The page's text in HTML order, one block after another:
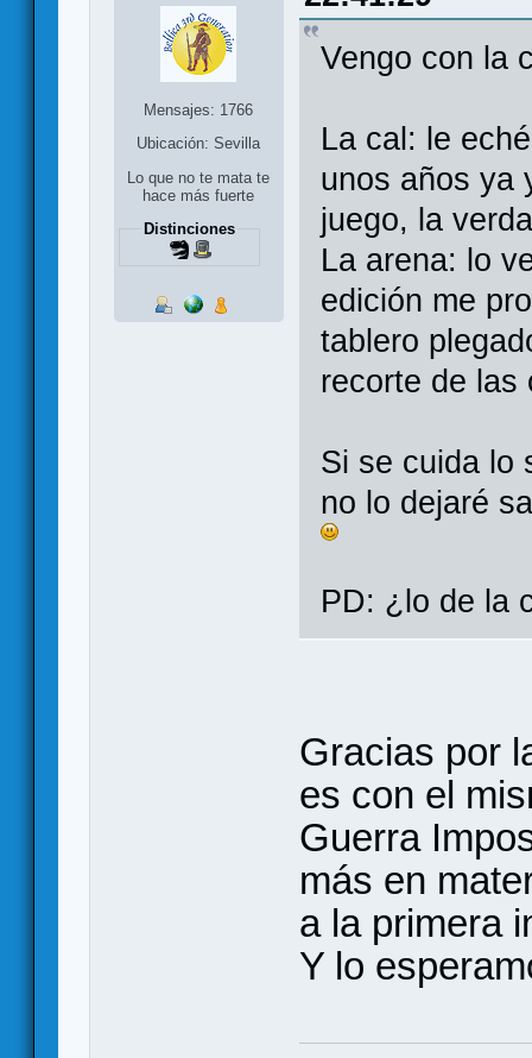
Mensajes: 1766
Ubicación: Sevilla
Lo que no te mata te
hace más fuerte
Distinciones
Vengo con la
La cal: le
unos años ya
juego, la
La arena: lo
edición me
tablero
recorte de las
Si se cuida lo
no lo dejaré
PD: ¿lo de la
Gracias por
es con el
Guerra
más en
a la primera
Y lo